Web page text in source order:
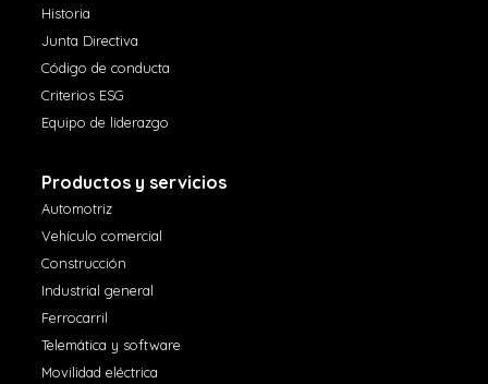
Historia
Junta Directiva
Código de conducta
Criterios ESG
Equipo de liderazgo
Productos y servicios
Automotriz
Vehículo comercial
Construcción
Industrial general
Ferrocarril
Telemática y software
Movilidad eléctrica